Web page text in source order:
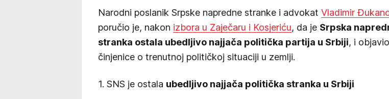
Narodni poslanik Srpske napredne stranke i advokat Vladimir
poručio je, nakon izbora u Zaječaru i Kosjeriću, da je Srpska
stranka ostala ubedljivo najjača politička partija u Srbiji, i
činjenice o trenutnoj političkoj situaciji u zemlji.
1. SNS je ostala ubedljivo najjača politička stranka u Srbiji